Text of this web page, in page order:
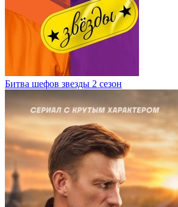
Битва шефов звезды 2 сезон